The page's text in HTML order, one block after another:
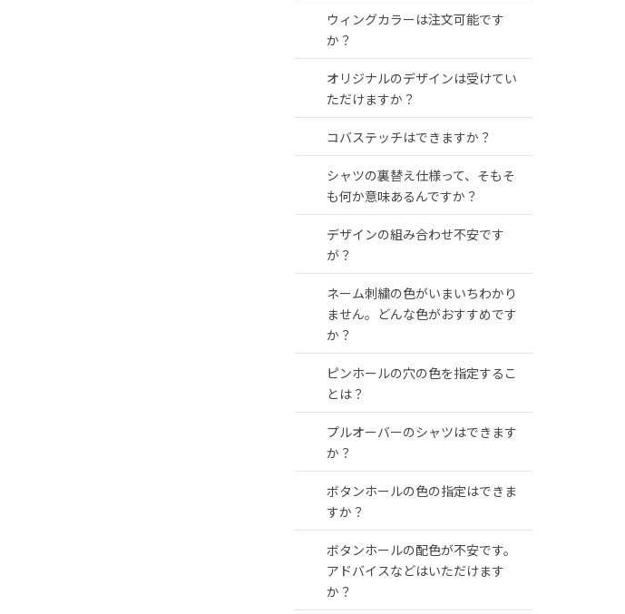
ウィングカラーは注文可能です
か？
オリジナルのデザインは受けてい
ただけますか？
コバステッチはできますか？
シャツの裏替え仕様って、そもそ
も何か意味あるんですか？
デザインの組み合わせ不安です
が？
ネーム刺繍の色がいまいちわかり
ません。どんな色がおすすめです
か？
ピンホールの穴の色を指定するこ
とは？
プルオーバーのシャツはできます
か？
ボタンホールの色の指定はできま
すか？
ボタンホールの配色が不安です。
アドバイスなどはいただけます
か？